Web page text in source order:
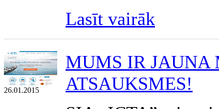
Lasīt vairāk
26.01.2015
MUMS IR JAUNA
ATSAUKSMES!